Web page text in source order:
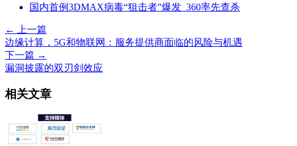
国内首例3DMAX病毒“狙击者”爆发 360率先查杀
← 上一篇
边缘计算，5G和物联网：服务提供商面临的风险与机遇
下一篇 →
漏洞披露的双刃剑效应
相关文章